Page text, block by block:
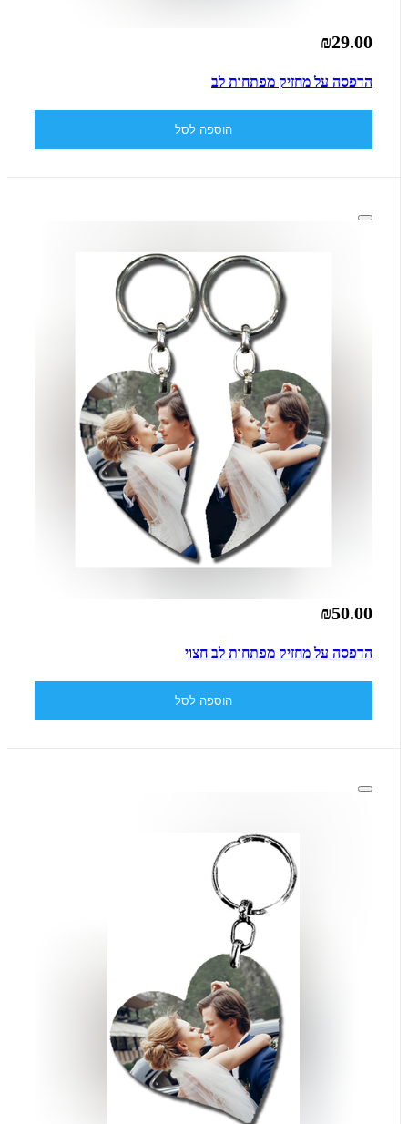
₪29.00
הדפסה על מחזיק מפתחות לב
הוספה לסל
₪50.00
הדפסה על מחזיק מפתחות לב חצוי
הוספה לסל